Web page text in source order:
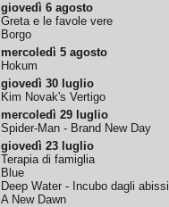
giovedì 6 agosto
Greta e le favole vere
Borgo
mercoledì 5 agosto
Hokum
giovedì 30 luglio
Kim Novak's Vertigo
mercoledì 29 luglio
Spider-Man - Brand New Day
giovedì 23 luglio
Terapia di famiglia
Blue
Deep Water - Incubo dagli abissi
A New Dawn